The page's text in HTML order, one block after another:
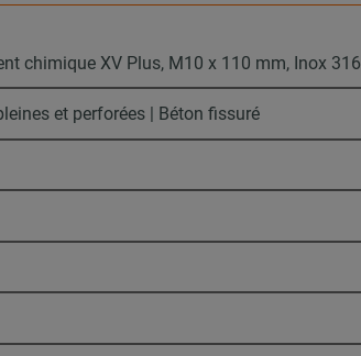
chimique XV Plus, M10 x 110 mm, Inox 316
et perforées | Béton fissuré